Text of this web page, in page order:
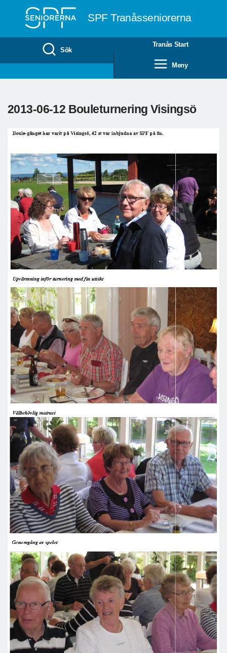
SPF Tranåsseniorerna
Sök
Tranås Start
Meny
2013-06-12 Bouleturnering Visingsö